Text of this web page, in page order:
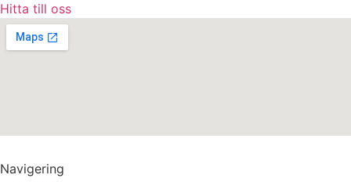
Hitta till oss
Navigering